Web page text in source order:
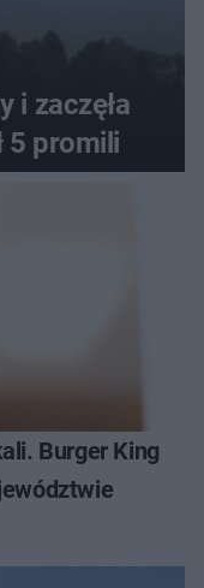
i zaczęła
5 promili
Burger King